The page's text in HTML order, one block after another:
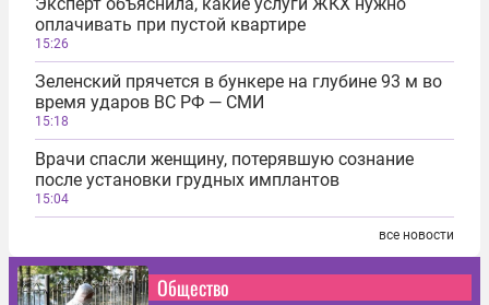
оплачивать при пустой квартире
15:26
Зеленский прячется в бункере на глубине 93 м во
время ударов ВС РФ — СМИ
15:18
Врачи спасли женщину, потерявшую сознание
после установки грудных имплантов
15:04
все новости
Общество